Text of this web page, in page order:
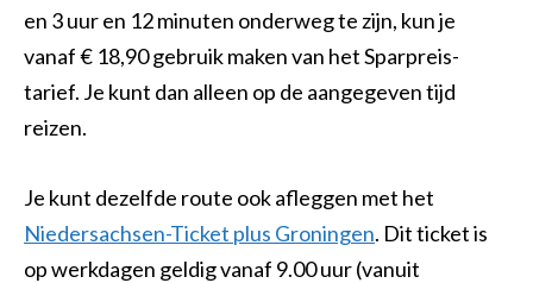
en 3 uur en 12 minuten onderweg te zijn, kun je
vanaf € 18,90 gebruik maken van het Sparpreis-
tarief. Je kunt dan alleen op de aangegeven tijd
reizen.
Je kunt dezelfde route ook afleggen met het
Niedersachsen-Ticket plus Groningen. Dit ticket is
op werkdagen geldig vanaf 9.00 uur (vanuit